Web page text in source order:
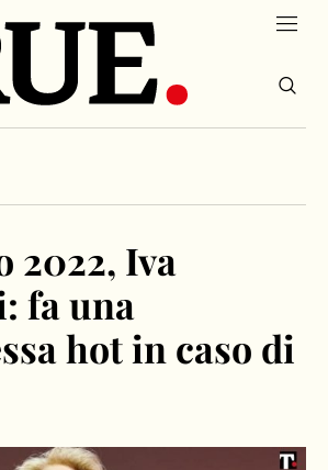
2022, Iva
fa una
hot in caso di